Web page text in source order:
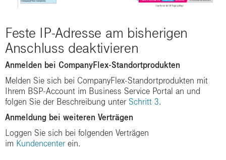
Feste IP-Adresse am bisherigen
Anschluss deaktivieren
Anmelden bei CompanyFlex-Standortprodukten
Melden Sie sich bei CompanyFlex-Standortprodukten mit
Ihrem BSP-Account im Business Service Portal an und
folgen Sie der Beschreibung unter Schritt 3.
Anmeldung bei weiteren Verträgen
Loggen Sie sich bei folgenden Verträgen
im Kundencenterein.